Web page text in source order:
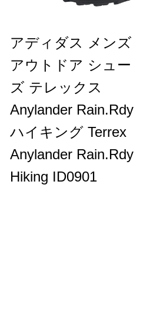
アディダス メンズ
アウトドア シュー
ズ テレックス
Anylander Rain.Rdy
ハイキング Terrex
Anylander Rain.Rdy
Hiking ID0901